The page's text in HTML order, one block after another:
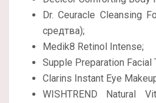
Dr. Ceuracle Cleansing
средтва);
Medik8 Retinol Intense;
Supple Preparation Facial
Clarins Instant Eye
WISHTREND Natural